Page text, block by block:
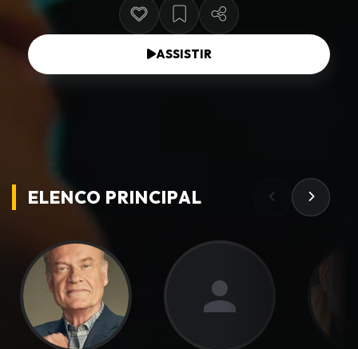
ASSISTIR
ELENCO PRINCIPAL